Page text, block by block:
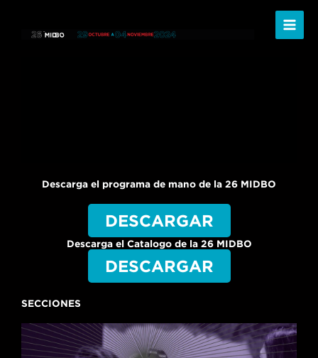
Descarga el programa de mano de la 26 MIDBO
DESCARGAR
Descarga el Catalogo de la 26 MIDBO
DESCARGAR
SECCIONES